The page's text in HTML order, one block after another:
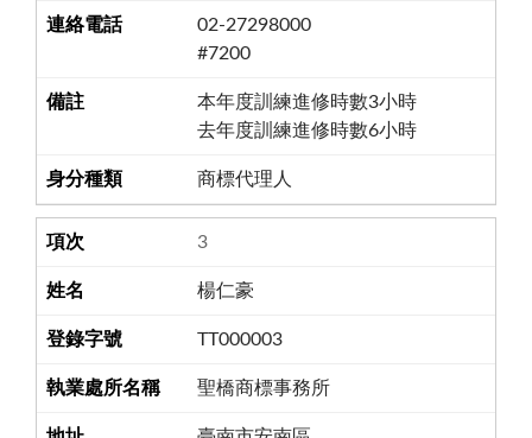
02-27298000
#7200
本年度訓練進修時數3小時
去年度訓練進修時數6小時
商標代理人
3
楊仁豪
TT000003
聖橋商標事務所